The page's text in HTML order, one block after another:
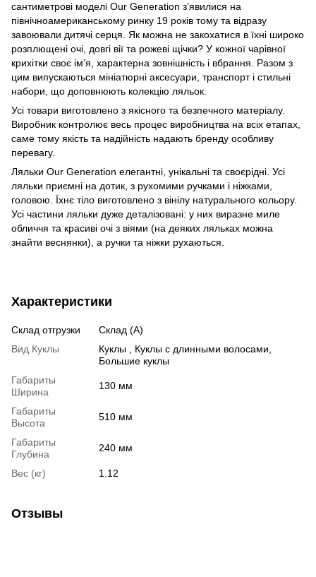
сантиметрові моделі Our Generation з’явилися на
північноамериканському ринку 19 років тому та відразу
завоювали дитячі серця. Як можна не закохатися в їхні широко
розплющені очі, довгі вії та рожеві щічки? У кожної чарівної
крихітки своє ім’я, характерна зовнішність і вбрання. Разом з
цим випускаються мініатюрні аксесуари, транспорт і стильні
набори, що доповнюють колекцію ляльок.
Усі товари виготовлено з якісного та безпечного матеріалу.
Виробник контролює весь процес виробництва на всіх етапах,
саме тому якість та надійність надають бренду особливу
перевагу.
Ляльки Our Generation елегантні, унікальні та своєрідні. Усі
ляльки приємні на дотик, з рухомими ручками і ніжками,
головою. Їхнє тіло виготовлено з вінілу натурального кольору.
Усі частини ляльки дуже деталізовані: у них виразне миле
обличчя та красиві очі з віями (на деяких ляльках можна
знайти веснянки), а ручки та ніжки рухаються.
Характеристики
Склад отгрузки
Склад (А)
Вид Куклы
Куклы , Куклы с длинными волосами,
Большие куклы
Габариты
Ширина
130 мм
Габариты
Высота
510 мм
Габариты
Глубина
240 мм
Вес (кг) 1.12
Отзывы